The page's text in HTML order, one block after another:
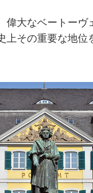
偉大なベートーヴ
上その重要な地位